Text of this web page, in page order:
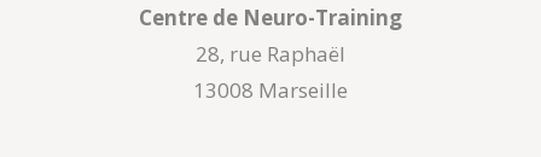
Centre de Neuro-Training
28, rue Raphaël
13008 Marseille